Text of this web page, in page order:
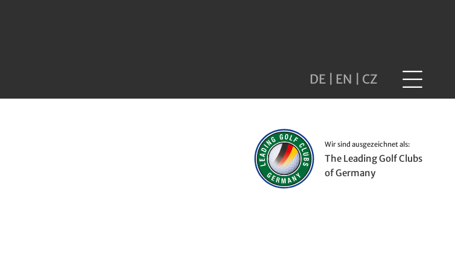
DE EN CZ
Wir sind ausgezeichnet als:
The Leading Golf Clubs
of Germany